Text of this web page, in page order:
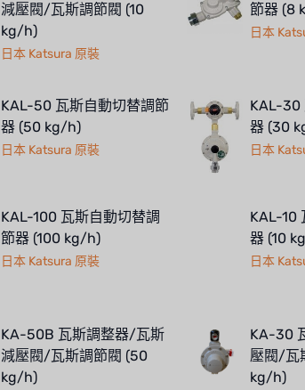
減壓閥/瓦斯調節閥 (10
kg/h)
日本 Katsura 原裝
節器 (8
日本
KAL-50 瓦斯自動切替調節
器 (50 kg/h)
日本 Katsura 原裝
KAL-30
器 (30
日本
KAL-100 瓦斯自動切替調
節器 (100 kg/h)
日本 Katsura 原裝
KAL-10
器 (10
日本
KA-50B 瓦斯調整器/瓦斯
減壓閥/瓦斯調節閥 (50
kg/h)
KA-30
壓閥/瓦
kg/h)